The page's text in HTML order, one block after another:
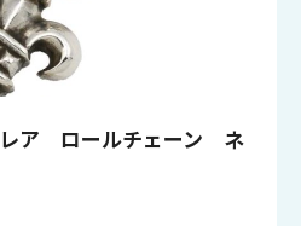
ア ロールチェーン ネ